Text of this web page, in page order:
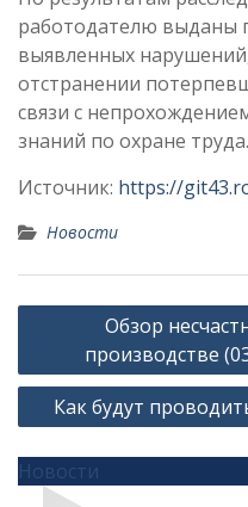
работодателю выданы
выявленных
отстранении
связи с
знаний по охране труда.
Источник: https://
Новости
Навигация
записям
Обзор
производстве
Как будут
Новости